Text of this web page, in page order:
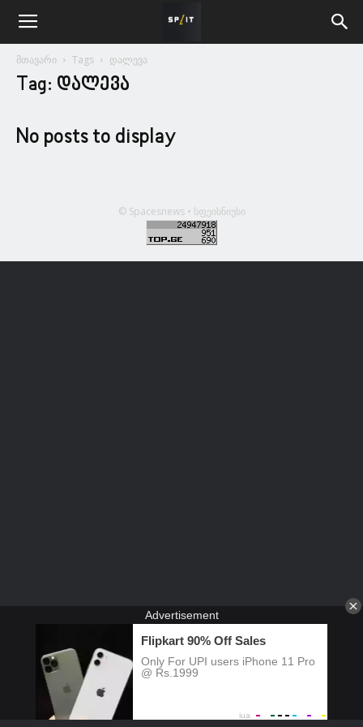
მთავარი Tags დალევა
Tag: დალევა
No posts to display
© Spacesnews • სფეისნიუსი